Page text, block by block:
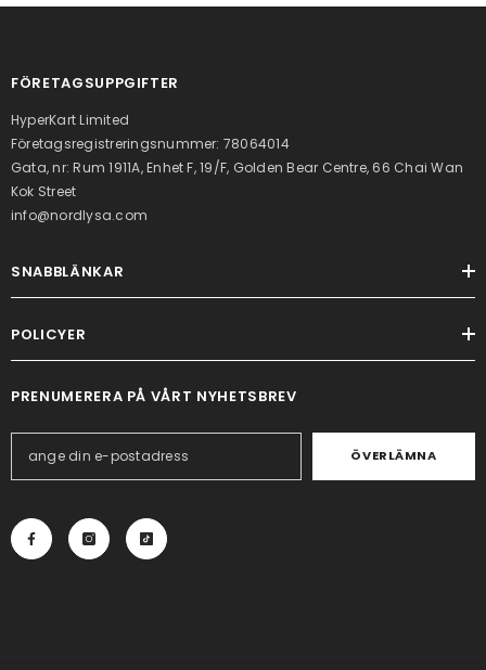
FÖRETAGSUPPGIFTER
HyperKart Limited
Företagsregistreringsnummer: 78064014
Gata, nr: Rum 1911A, Enhet F, 19/F, Golden Bear Centre, 66 Chai Wan
Kok Street
info@nordlysa.com
SNABBLÄNKAR
POLICYER
PRENUMERERA PÅ VÅRT NYHETSBREV
ÖVERLÄMNA